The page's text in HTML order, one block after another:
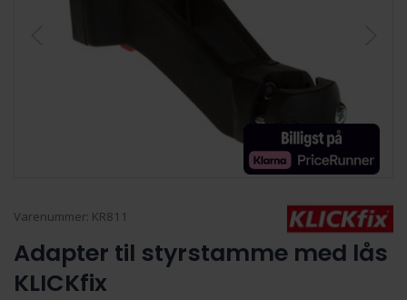
Varenummer: KR811
Adapter til styrstamme med lås
KLICKfix